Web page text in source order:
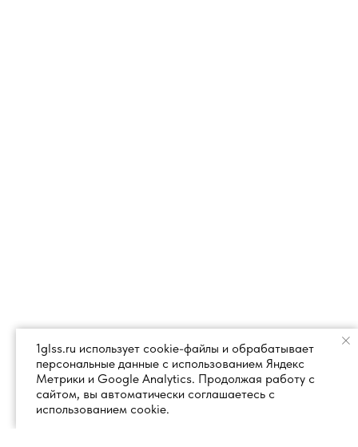
1glss.ru использует cookie-файлы и обрабатывает
персональные данные с использованием Яндекс
Метрики и Google Analytics. Продолжая работу с
сайтом, вы автоматически соглашаетесь с
использованием cookie.